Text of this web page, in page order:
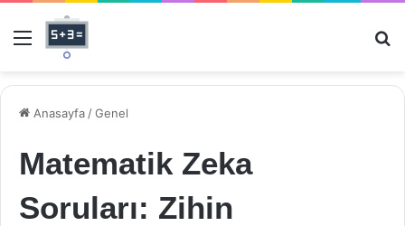
Menü
Anasayfa /Genel
Matematik Zeka
Soruları: Zihin